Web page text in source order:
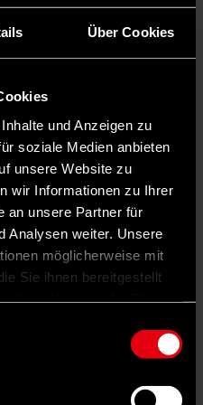
Über Cookies
und Anzeigen zu
soziale Medien anbieten
unsere Website zu
wir Informationen zu Ihrer
an unsere Partner für
Analysen weiter. Unsere
möglicherweise mit
Sie ihnen bereitgestellt